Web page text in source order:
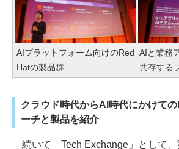
AIプラットフォーム向けのRed
Hatの製品群
AIと業務
共存する
クラウド時代からAI時代にかけて
ーチと製品を紹介
続いて「Tech Exchange」として、